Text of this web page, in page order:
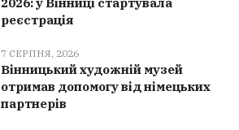
2026: у Вінниці стартувала
реєстрація
7 СЕРПНЯ, 2026
Вінницький художній музей
отримав допомогу від німецьких
партнерів